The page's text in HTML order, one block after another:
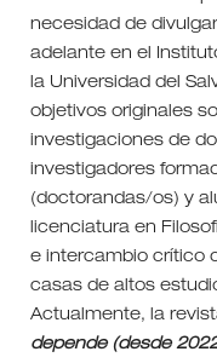
necesidad de
adelante en el
la Universidad del
objetivos originales
investigaciones de
investigadores
(doctorandas/os) y
licenciatura en
e intercambio crítico
casas de altos
Actualmente, la
depende (desde